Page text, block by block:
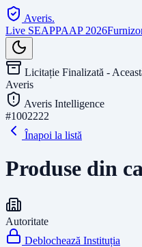
Averis.
Live SEAPPAAP 2026
Licitație Finalizată -
Averis
Averis Intelligence
#1002222
Înapoi la listă
Produse din
Autoritate
Deblochează Instituția